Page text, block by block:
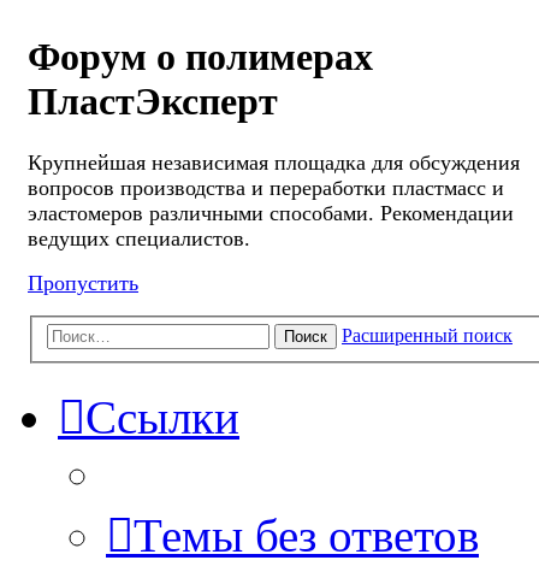
Форум о полимерах
ПластЭксперт
Крупнейшая независимая площадка для обсуждения
вопросов производства и переработки пластмасс и
эластомеров различными способами. Рекомендации
ведущих специалистов.
Пропустить
Поиск Расширенный поиск
Ссылки
Темы без ответов